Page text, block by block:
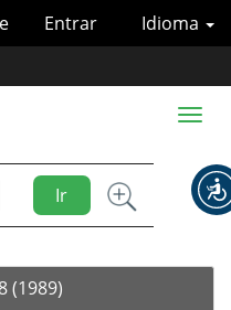
Idioma
Entrar
Ir
Toggle
(1989)